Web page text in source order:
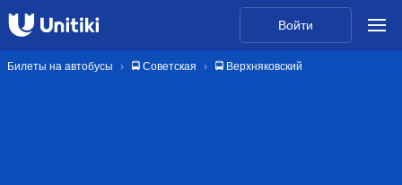
Войти
Билеты на автобусы 🚍 Советская 🚍 Верхняковский